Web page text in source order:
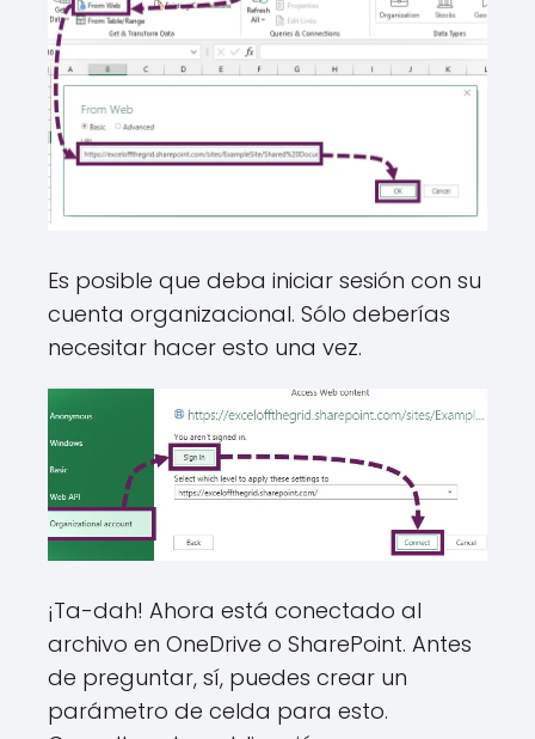
Es posible que deba iniciar sesión con su
cuenta organizacional. Sólo deberías
necesitar hacer esto una vez.
¡Ta-dah! Ahora está conectado al
archivo en OneDrive o SharePoint. Antes
de preguntar, sí, puedes crear un
parámetro de celda para esto.